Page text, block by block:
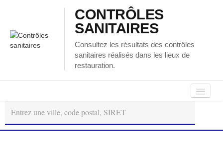
CONTRÔLES
SANITAIRES
Consultez les résultats des contrôles
sanitaires réalisés dans les lieux de
restauration.
Autour
de
moi
Régions